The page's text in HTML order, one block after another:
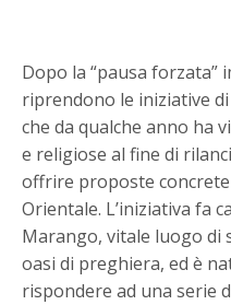
Dopo la “pausa forzata”
riprendono le iniziative
che da qualche anno ha
e religiose al fine di
offrire proposte
Orientale. L’iniziativa fa
Marango, vitale luogo di
oasi di preghiera, ed è
rispondere ad una serie